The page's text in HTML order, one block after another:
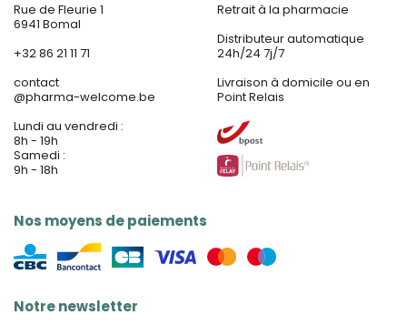
Rue de Fleurie 1
6941 Bomal
+32 86 21 11 71
contact
@pharma-welcome.be
Lundi au vendredi :
8h - 19h
Samedi :
9h - 18h
Nos moyens de paiements
Retrait à la pharmacie
Distributeur automatique
24h/24 7j/7
Livraison à domicile ou en
Point Relais
Notre newsletter